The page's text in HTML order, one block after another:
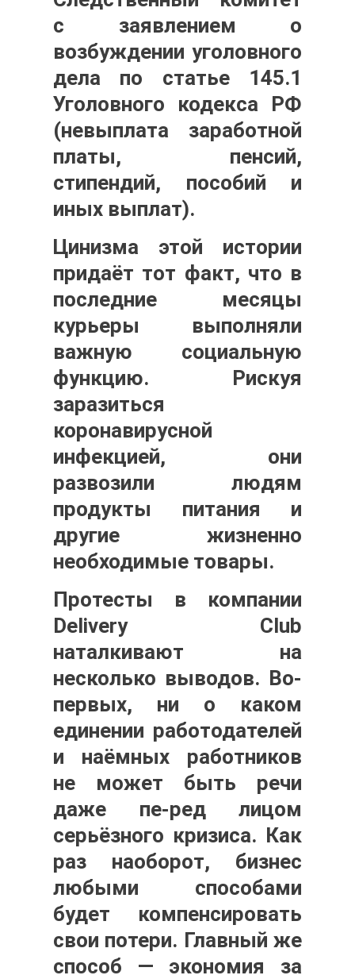
с заявлением о
возбуждении уголовного
дела по статье 145.1
Уголовного кодекса РФ
(невыплата заработной
платы, пенсий,
стипендий, пособий и
иных выплат).
Цинизма этой истории
придаёт тот факт, что в
последние месяцы
курьеры выполняли
важную социальную
функцию. Рискуя
заразиться
коронавирусной
инфекцией, они
развозили людям
продукты питания и
другие жизненно
необходимые товары.
Протесты в компании
Delivery Club
наталкивают на
несколько выводов. Во-
первых, ни о каком
единении работодателей
и наёмных работников
не может быть речи
даже пе-ред лицом
серьёзного кризиса. Как
раз наоборот, бизнес
любыми способами
будет компенсировать
свои потери. Главный же
способ — экономия за